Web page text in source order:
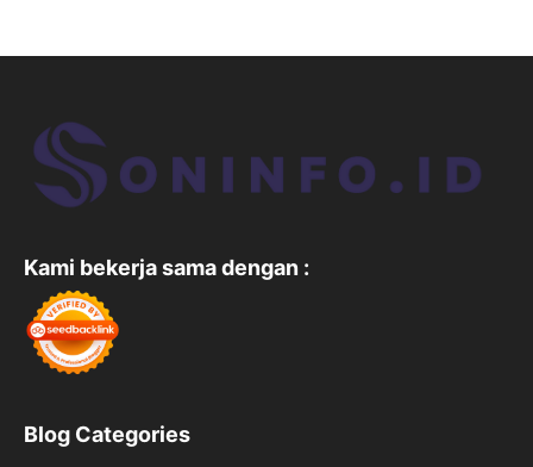
Kami bekerja sama dengan :
Blog Categories